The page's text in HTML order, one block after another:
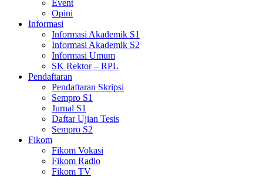
Event
Opini
Informasi
Informasi Akademik S1
Informasi Akademik S2
Informasi Umum
SK Rektor – RPL
Pendaftaran
Pendaftaran Skripsi
Sempro S1
Jurnal S1
Daftar Ujian Tesis
Sempro S2
Fikom
Fikom Vokasi
Fikom Radio
Fikom TV